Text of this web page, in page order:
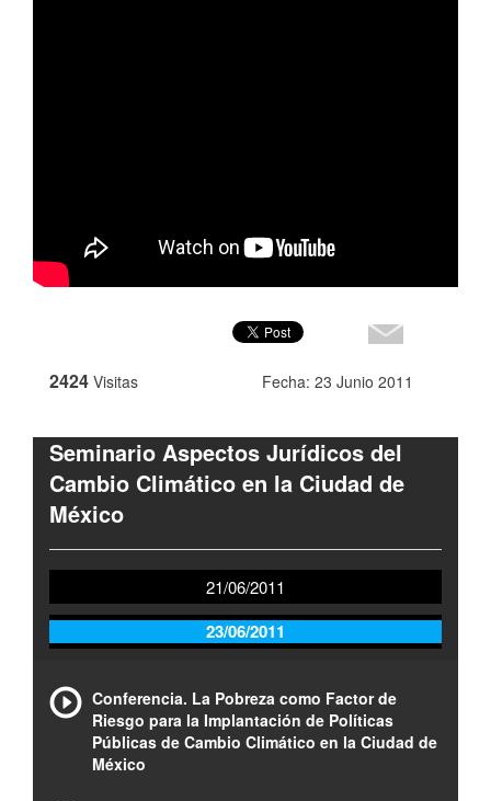
2424 Visitas Fecha: 23 Junio 2011
Seminario Aspectos Jurídicos del
Cambio Climático en la Ciudad de
México
21/06/2011
23/06/2011
Conferencia. La Pobreza como Factor de
Riesgo para la Implantación de Políticas
Públicas de Cambio Climático en la Ciudad de
México